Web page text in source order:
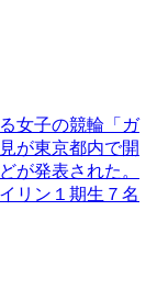
女子の競輪「ガ
が東京都内で開
が発表された。
リン１期生７名